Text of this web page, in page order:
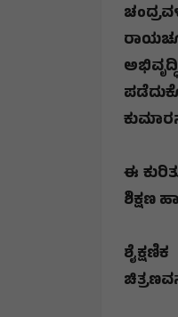
​ಈ
ಶಿಕ್ಷಣ